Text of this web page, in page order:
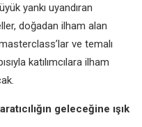
yankı uyandıran
doğadan ilham alan
ve temalı
katılımcılara ilham
geleceğine ışık